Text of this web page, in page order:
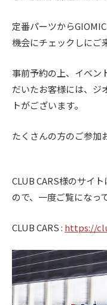
ク
ト
リ
ー
)
レ
ス
ッ
プ
・
ュ
ン
グ
す
お
店
で
す
定番パーツから
機会にチェックしにご
事前予約の上、イベン
だいたお客様には、ジ
トがございます。
たくさんの方のご参加
CLUB CARS様のサイ
ので、一度ご覧になっ
CLUB CARS : https://
リ
ー
)